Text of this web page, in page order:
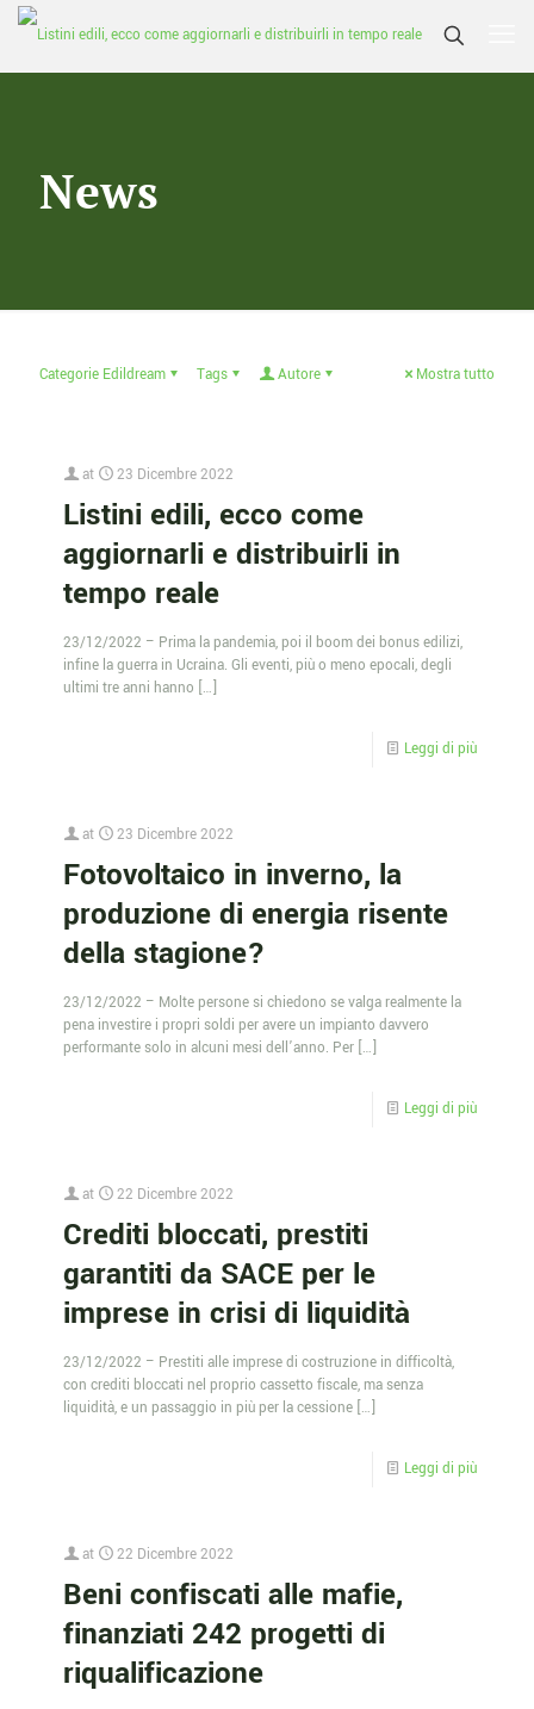
News
Categorie Edildream Tags Autore Mostra tutto
at 23 Dicembre 2022
Listini edili, ecco come
aggiornarli e distribuirli in
tempo reale
23/12/2022 – Prima la pandemia, poi il boom dei bonus edilizi,
infine la guerra in Ucraina. Gli eventi, più o meno epocali, degli
ultimi tre anni hanno […]
Leggi di più
at 23 Dicembre 2022
Fotovoltaico in inverno, la
produzione di energia risente
della stagione?
23/12/2022 – Molte persone si chiedono se valga realmente la
pena investire i propri soldi per avere un impianto davvero
performante solo in alcuni mesi dell’anno. Per […]
Leggi di più
at 22 Dicembre 2022
Crediti bloccati, prestiti
garantiti da SACE per le
imprese in crisi di liquidità
23/12/2022 – Prestiti alle imprese di costruzione in difficoltà,
con crediti bloccati nel proprio cassetto fiscale, ma senza
liquidità, e un passaggio in più per la cessione […]
Leggi di più
at 22 Dicembre 2022
Beni confiscati alle mafie,
finanziati 242 progetti di
riqualificazione